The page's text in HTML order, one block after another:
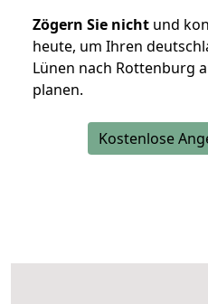
Zögern Sie nicht und
heute, um Ihren
Lünen nach Rottenburg
planen.
Kostenlose